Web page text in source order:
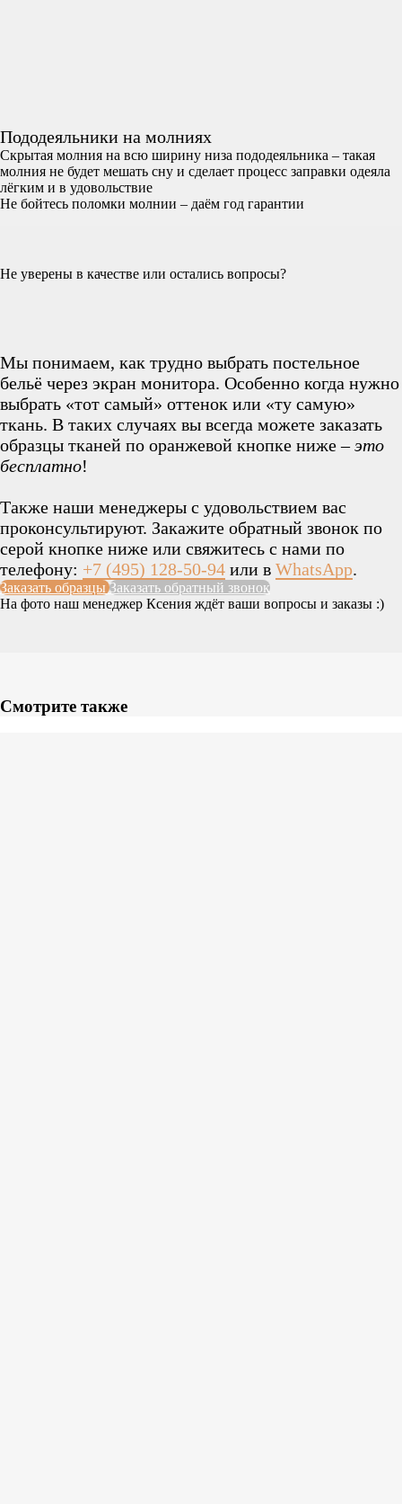
Пододеяльники на молниях
Скрытая молния на всю ширину низа пододеяльника – такая
молния не будет мешать сну и сделает процесс заправки одеяла
лёгким и в удовольствие
Не бойтесь поломки молнии – даём год гарантии
Не уверены в качестве или остались вопросы?
Мы понимаем, как трудно выбрать постельное
бельё через экран монитора. Особенно когда нужно
выбрать «тот самый» оттенок или «ту самую»
ткань. В таких случаях вы всегда можете заказать
образцы тканей по оранжевой кнопке ниже –это
бесплатно!
Также наши менеджеры с удовольствием вас
проконсультируют. Закажите обратный звонок по
серой кнопке ниже или свяжитесь с нами по
телефону: +7 (495) 128-50-94 или в WhatsApp.
Заказать образцы Заказать обратный звонок
На фото наш менеджер Ксения ждёт ваши вопросы и заказы :)
Смотрите также